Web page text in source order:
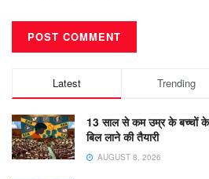
Latest Trending
13 साल से कम उम्र के बच्चों
बिल लाने की तैयारी
AUGUST 8, 2026